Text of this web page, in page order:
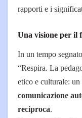
rapporti e i
Una visione per il
In un tempo
“Respira. La
etico e culturale:
comunicazione
reciproca.